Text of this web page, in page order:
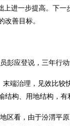
上进一步提高。下
改善目标。
彭应登说，三年行
端治理，见效比
构、用地结构，
区看，由于汾渭平